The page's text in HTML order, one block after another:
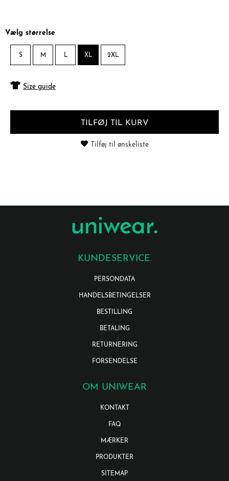
Vælg størrelse
S M L XL 2XL
Size guide
TILFØJ TIL KURV
Tilføj til ønskeliste
KUNDESERVICE.
PERSONDATA
HANDELSBETINGELSER
BESTILLING
BETALING
RETURNERING
FORSENDELSE
OM UNIWEAR
KONTAKT
FAQ
MÆRKER
PRODUKTER
SITEMAP